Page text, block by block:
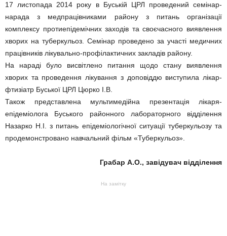
17 листопада 2014 року в Буській ЦРЛ проведений семінар-
нарада з медпрацівниками району з питань організації
комплексу протиепідемічних заходів та своєчасного виявлення
хворих на туберкульоз. Семінар проведено за участі медичних
працівників лікувально-профілактичних закладів району.
На нараді було висвітлено питання щодо стану виявлення
хворих та проведення лікування з доповіддю виступила лікар-
фтизіатр Буської ЦРЛ Цюрко І.В.
Також представлена мультимедійна презентація лікаря-
епідеміолога Буського районного лабораторного відділення
Назарко Н.І. з питань епідеміологічної ситуації туберкульозу та
продемонстровано навчальний фільм «Туберкульоз».
Грабар А.О., завідувач відділення
На замітку